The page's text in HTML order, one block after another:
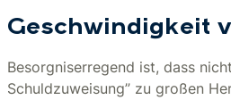
Geschwindigkeit
Besorgniserregend ist, dass
Schuldzuweisung” zu großen